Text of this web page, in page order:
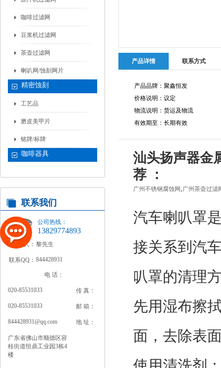
咖啡过滤网
豆浆机过滤网
茶壶过滤网
喇叭网/蚀刻网片
精密蚀刻
工艺品
磨皮美甲片
铭牌/标牌
咖啡器具
联系我们
公司热线：
13829774893
联系人： 黎先生
联系QQ： 844428931
电 话：
020-85531033 传 真：
020-85531033 邮 箱：
844428931@qq.com 地 址：
广东省佛山市顺德区容
桂街道恒鼎工业园3栋4
楼
产品详情 联系方式
产品品牌：聚鑫恒发
价格说明：议定
物流说明：货运及物流
有效期至：长期有效
汕头扬声器金
荐 ：
广州不锈钢腐蚀网 ,广州茶壶过滤
汽车喇叭罩
接关系到汽
叭罩的清理
先用湿布擦
面，去除表